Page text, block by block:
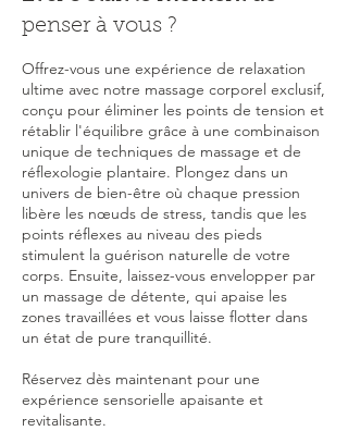
h
penser à vous ?
Offrez-vous une expérience de relaxation
ultime avec notre massage corporel exclusif,
conçu pour éliminer les points de tension et
rétablir l'équilibre grâce à une combinaison
unique de techniques de massage et de
réflexologie plantaire. Plongez dans un
univers de bien-être où chaque pression
libère les nœuds de stress, tandis que les
points réflexes au niveau des pieds
stimulent la guérison naturelle de votre
corps. Ensuite, laissez-vous envelopper par
un massage de détente, qui apaise les
zones travaillées et vous laisse flotter dans
un état de pure tranquillité.
Réservez dès maintenant pour une
expérience sensorielle apaisante et
revitalisante.